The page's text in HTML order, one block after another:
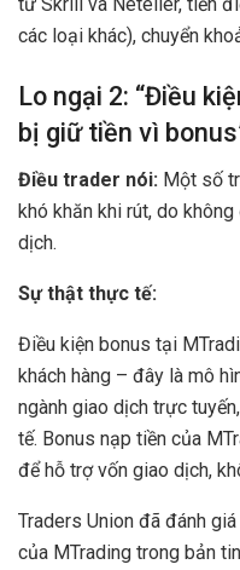
các loại khác), chuyển
Lo ngại 2: “Điều
bị giữ tiền vì
Điều trader nói: Một số
khó khăn khi rút, do
dịch.
Sự thật thực tế:
Điều kiện bonus tại
khách hàng – đây là mô
ngành giao dịch trực
tế. Bonus nạp tiền của
để hỗ trợ vốn giao dịch,
Traders Union đã đánh
của MTrading trong bản